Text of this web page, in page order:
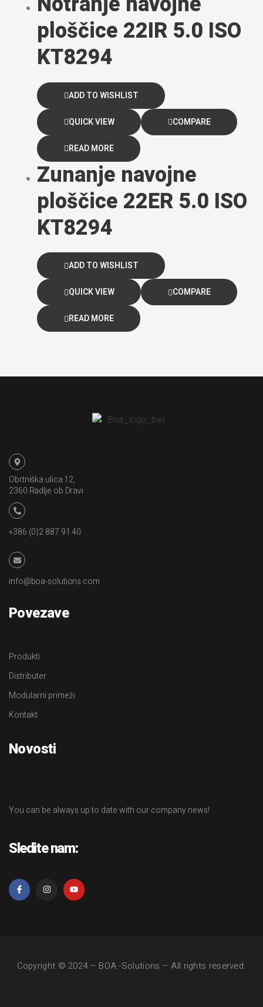
ploščice 22IR 5.0 ISO
KT8294
ADD TO WISHLIST
QUICK VIEW COMPARE
READ MORE
Zunanje navojne
ploščice 22ER 5.0 ISO
KT8294
ADD TO WISHLIST
QUICK VIEW COMPARE
READ MORE
Obrtniška ulica 12,
2360 Radlje ob Dravi
+386 (0)2 887 91 40
info@boa-solutions.com
Povezave
Produkti
Distributer
Modularni primeži
Kontakt
Novosti
You can be always up to date with our company news!
Sledite nam:
Copyright © 2024 – BOA -Solutions – All rights reserved.